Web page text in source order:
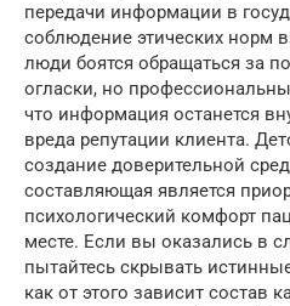
передачи информации в
соблюдение этических норм
люди боятся обращаться за
огласки, но
что информация останется
вреда репутации клиента.
создание доверительной
составляющая является
психологический комфорт
месте. Если вы оказались в
пытайтесь скрывать
как от этого зависит состав